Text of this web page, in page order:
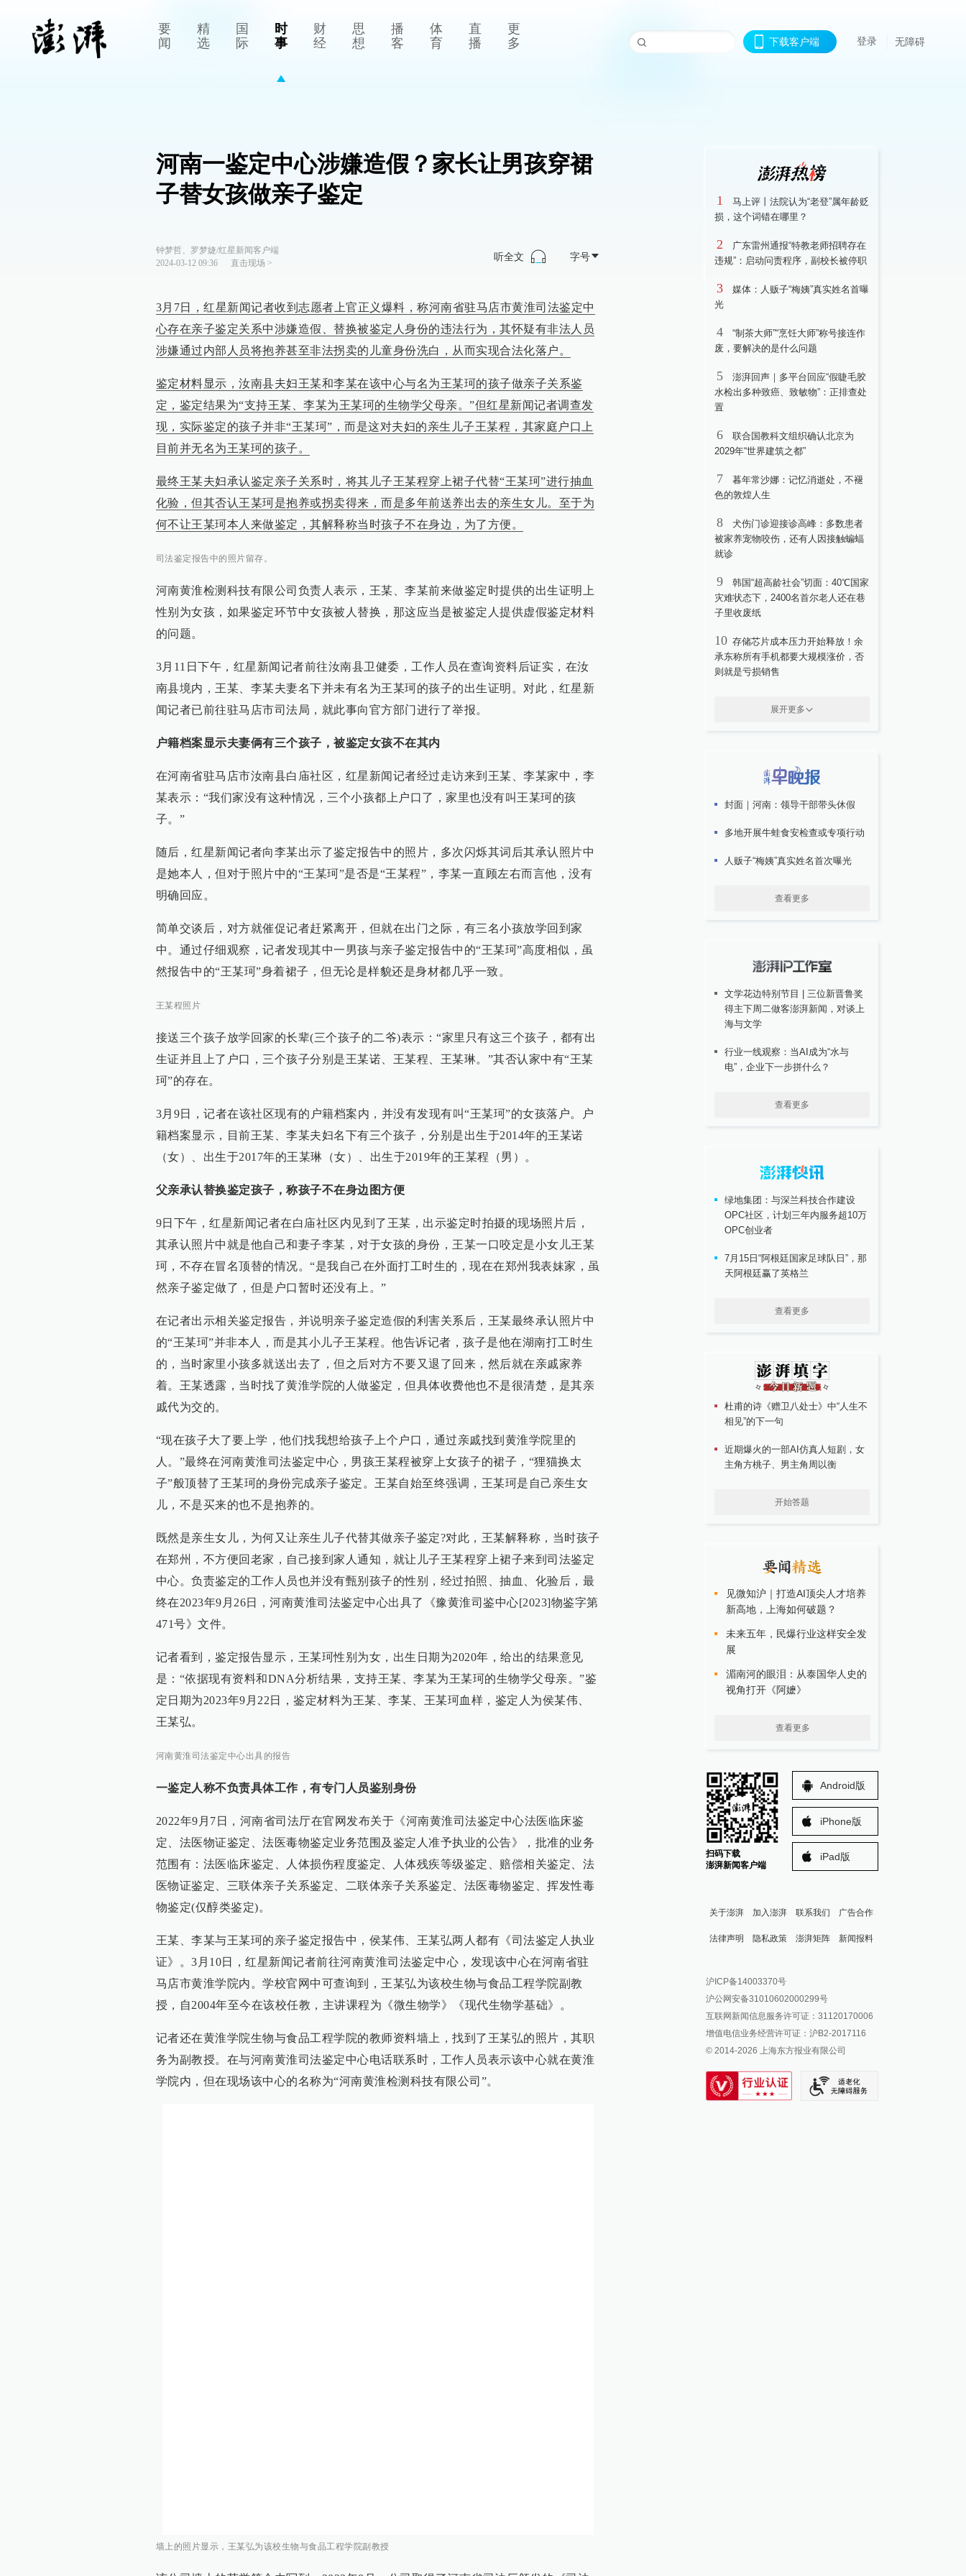
要
闻
精
选
国
际
时
事
财
经
思
想
播
客
体
育
直
播
更
多
下载客户端 登录 无障碍
河南一鉴定中心涉嫌造假？家长让男孩穿裙
子替女孩做亲子鉴定
钟梦哲、罗梦婕/红星新闻客户端
2024-03-12 09:36
直击现场 >
听全文 字号
3月7日，红星新闻记者收到志愿者上官正义爆料，称河南省驻马店市黄淮司法鉴定中
心存在亲子鉴定关系中涉嫌造假、替换被鉴定人身份的违法行为，其怀疑有非法人员
涉嫌通过内部人员将抱养甚至非法拐卖的儿童身份洗白，从而实现合法化落户。
鉴定材料显示，汝南县夫妇王某和李某在该中心与名为王某珂的孩子做亲子关系鉴
定，鉴定结果为“支持王某、李某为王某珂的生物学父母亲。”但红星新闻记者调查发
现，实际鉴定的孩子并非“王某珂”，而是这对夫妇的亲生儿子王某程，其家庭户口上
目前并无名为王某珂的孩子。
最终王某夫妇承认鉴定亲子关系时，将其儿子王某程穿上裙子代替“王某珂”进行抽血
化验，但其否认王某珂是抱养或拐卖得来，而是多年前送养出去的亲生女儿。至于为
何不让王某珂本人来做鉴定，其解释称当时孩子不在身边，为了方便。
司法鉴定报告中的照片留存。
河南黄淮检测科技有限公司负责人表示，王某、李某前来做鉴定时提供的出生证明上
性别为女孩，如果鉴定环节中女孩被人替换，那这应当是被鉴定人提供虚假鉴定材料
的问题。
3月11日下午，红星新闻记者前往汝南县卫健委，工作人员在查询资料后证实，在汝
南县境内，王某、李某夫妻名下并未有名为王某珂的孩子的出生证明。对此，红星新
闻记者已前往驻马店市司法局，就此事向官方部门进行了举报。
户籍档案显示夫妻俩有三个孩子，被鉴定女孩不在其内
在河南省驻马店市汝南县白庙社区，红星新闻记者经过走访来到王某、李某家中，李
某表示：“我们家没有这种情况，三个小孩都上户口了，家里也没有叫王某珂的孩
子。”
随后，红星新闻记者向李某出示了鉴定报告中的照片，多次闪烁其词后其承认照片中
是她本人，但对于照片中的“王某珂”是否是“王某程”，李某一直顾左右而言他，没有
明确回应。
简单交谈后，对方就催促记者赶紧离开，但就在出门之际，有三名小孩放学回到家
中。通过仔细观察，记者发现其中一男孩与亲子鉴定报告中的“王某珂”高度相似，虽
然报告中的“王某珂”身着裙子，但无论是样貌还是身材都几乎一致。
王某程照片
接送三个孩子放学回家的长辈(三个孩子的二爷)表示：“家里只有这三个孩子，都有出
生证并且上了户口，三个孩子分别是王某诺、王某程、王某琳。”其否认家中有“王某
珂”的存在。
3月9日，记者在该社区现有的户籍档案内，并没有发现有叫“王某珂”的女孩落户。户
籍档案显示，目前王某、李某夫妇名下有三个孩子，分别是出生于2014年的王某诺
（女）、出生于2017年的王某琳（女）、出生于2019年的王某程（男）。
父亲承认替换鉴定孩子，称孩子不在身边图方便
9日下午，红星新闻记者在白庙社区内见到了王某，出示鉴定时拍摄的现场照片后，
其承认照片中就是他自己和妻子李某，对于女孩的身份，王某一口咬定是小女儿王某
珂，不存在冒名顶替的情况。“是我自己在外面打工时生的，现在在郑州我表妹家，虽
然亲子鉴定做了，但是户口暂时还没有上。”
在记者出示相关鉴定报告，并说明亲子鉴定造假的利害关系后，王某最终承认照片中
的“王某珂”并非本人，而是其小儿子王某程。他告诉记者，孩子是他在湖南打工时生
的，当时家里小孩多就送出去了，但之后对方不要又退了回来，然后就在亲戚家养
着。王某透露，当时找了黄淮学院的人做鉴定，但具体收费他也不是很清楚，是其亲
戚代为交的。
“现在孩子大了要上学，他们找我想给孩子上个户口，通过亲戚找到黄淮学院里的
人。”最终在河南黄淮司法鉴定中心，男孩王某程被穿上女孩子的裙子，“狸猫换太
子”般顶替了王某珂的身份完成亲子鉴定。王某自始至终强调，王某珂是自己亲生女
儿，不是买来的也不是抱养的。
既然是亲生女儿，为何又让亲生儿子代替其做亲子鉴定?对此，王某解释称，当时孩子
在郑州，不方便回老家，自己接到家人通知，就让儿子王某程穿上裙子来到司法鉴定
中心。负责鉴定的工作人员也并没有甄别孩子的性别，经过拍照、抽血、化验后，最
终在2023年9月26日，河南黄淮司法鉴定中心出具了《豫黄淮司鉴中心[2023]物鉴字第
471号》文件。
记者看到，鉴定报告显示，王某珂性别为女，出生日期为2020年，给出的结果意见
是：“依据现有资料和DNA分析结果，支持王某、李某为王某珂的生物学父母亲。”鉴
定日期为2023年9月22日，鉴定材料为王某、李某、王某珂血样，鉴定人为侯某伟、
王某弘。
河南黄淮司法鉴定中心出具的报告
一鉴定人称不负责具体工作，有专门人员鉴别身份
2022年9月7日，河南省司法厅在官网发布关于《河南黄淮司法鉴定中心法医临床鉴
定、法医物证鉴定、法医毒物鉴定业务范围及鉴定人准予执业的公告》，批准的业务
范围有：法医临床鉴定、人体损伤程度鉴定、人体残疾等级鉴定、赔偿相关鉴定、法
医物证鉴定、三联体亲子关系鉴定、二联体亲子关系鉴定、法医毒物鉴定、挥发性毒
物鉴定(仅醇类鉴定)。
王某、李某与王某珂的亲子鉴定报告中，侯某伟、王某弘两人都有《司法鉴定人执业
证》。3月10日，红星新闻记者前往河南黄淮司法鉴定中心，发现该中心在河南省驻
马店市黄淮学院内。学校官网中可查询到，王某弘为该校生物与食品工程学院副教
授，自2004年至今在该校任教，主讲课程为《微生物学》《现代生物学基础》。
记者还在黄淮学院生物与食品工程学院的教师资料墙上，找到了王某弘的照片，其职
务为副教授。在与河南黄淮司法鉴定中心电话联系时，工作人员表示该中心就在黄淮
学院内，但在现场该中心的名称为“河南黄淮检测科技有限公司”。
墙上的照片显示，王某弘为该校生物与食品工程学院副教授
1
马上评丨法院认为“老登”属年龄贬
损，这个词错在哪里？
2
广东雷州通报“特教老师招聘存在
违规”：启动问责程序，副校长被停职
3
媒体：人贩子“梅姨”真实姓名首曝
光
4
“制茶大师”“烹饪大师”称号接连作
废，要解决的是什么问题
5
澎湃回声｜多平台回应“假睫毛胶
水检出多种致癌、致敏物”：正排查处
置
6
联合国教科文组织确认北京为
2029年“世界建筑之都”
7
暮年常沙娜：记忆消逝处，不褪
色的敦煌人生
8
犬伤门诊迎接诊高峰：多数患者
被家养宠物咬伤，还有人因接触蝙蝠
就诊
9
韩国“超高龄社会”切面：40℃国家
灾难状态下，2400名首尔老人还在巷
子里收废纸
10 存储芯片成本压力开始释放！余
承东称所有手机都要大规模涨价，否
则就是亏损销售
展开更多
封面｜河南：领导干部带头休假
多地开展牛蛙食安检查或专项行动
人贩子“梅姨”真实姓名首次曝光
查看更多
文学花边特别节目 | 三位新晋鲁奖
得主下周二做客澎湃新闻，对谈上
海与文学
行业一线观察：当AI成为“水与
电”，企业下一步拼什么？
查看更多
绿地集团：与深兰科技合作建设
OPC社区，计划三年内服务超10万
OPC创业者
7月15日“阿根廷国家足球队日”，那
天阿根廷赢了英格兰
查看更多
杜甫的诗《赠卫八处士》中“人生不
相见”的下一句
近期爆火的一部AI仿真人短剧，女
主角方桃子、男主角周以衡
开始答题
见微知沪｜打造AI顶尖人才培养
新高地，上海如何破题？
未来五年，民爆行业这样安全发
展
湄南河的眼泪：从泰国华人史的
视角打开《阿嬷》
查看更多
扫码下载
澎湃新闻客户端
Android版
iPhone版
iPad版
关于澎湃 加入澎湃 联系我们 广告合作
法律声明 隐私政策 澎湃矩阵
澎湃新闻公众号
澎湃新闻抖音号
派生万物开放平台
IP SHANGHAI
SIXTH TONE
新闻报料
报料邮箱: news@thepaper.cn
沪ICP备14003370号
沪公网安备31010602000299号
互联网新闻信息服务许可证：31120170006
增值电信业务经营许可证：沪B2-2017116
© 2014-2026 上海东方报业有限公司